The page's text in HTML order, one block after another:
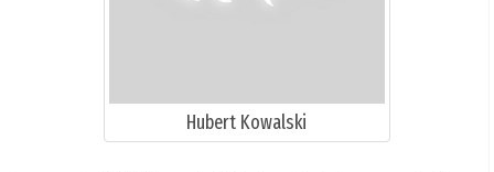
Hubert Kowalski